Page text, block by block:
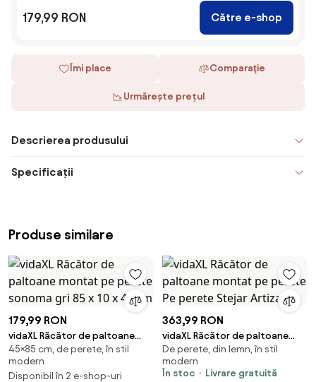
179,99 RON Către e-shop
Îmi place Comparaţie
Urmărește prețul
Descrierea produsului
Specificații
Produse similare
179,99 RON
vidaXL Răcător de paltoane
montat pe perete sonoma gri
85 x 10 x 45 cm
45×85 cm, de perete, în stil
modern
Disponibil în 2 e-shop-uri
363,99 RON
vidaXL Răcător de paltoane
montat pe perete Pe perete
Stejar Artizanal
De perete, din lemn, în stil
modern
În stoc
Livrare gratuită